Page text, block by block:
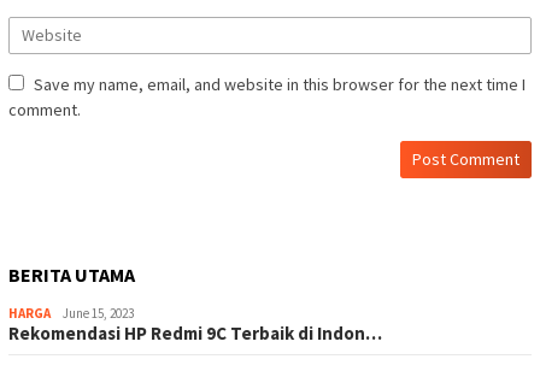
Save my name, email, and website in this browser for the next time I
comment.
BERITA UTAMA
HARGA June 15, 2023
Rekomendasi HP Redmi 9C Terbaik di Indon…